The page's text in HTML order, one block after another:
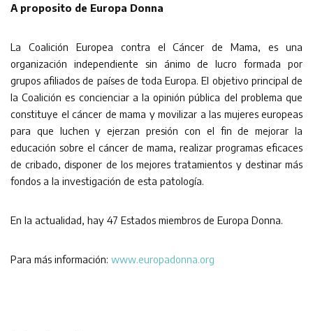
A proposito de Europa Donna
La Coalición Europea contra el Cáncer de Mama, es una
organización independiente sin ánimo de lucro formada por
grupos afiliados de países de toda Europa. El objetivo principal de
la Coalición es concienciar a la opinión pública del problema que
constituye el cáncer de mama y movilizar a las mujeres europeas
para que luchen y ejerzan presión con el fin de mejorar la
educación sobre el cáncer de mama, realizar programas eficaces
de cribado, disponer de los mejores tratamientos y destinar más
fondos a la investigación de esta patología.
En la actualidad, hay 47 Estados miembros de Europa Donna.
Para más información: www.europadonna.org